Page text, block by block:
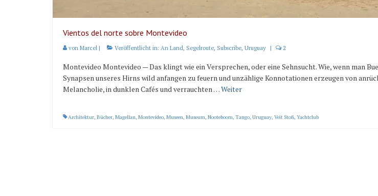
Vientos del norte sobre Montevideo
von Marcel | Veröffentlicht in: An Land, Segelroute, Subscribe, Uruguay | 2
Montevideo Montevideo — Das klingt wie ein Versprechen, oder eine Sehnsucht. Wie, wenn man
Synapsen unseres Hirns wild anfangen zu feuern und unzählige Konnotationen erzeugen von
Melancholie, in dunklen Cafés und verrauchten …Weiter
Architektur, Bücher, Magellan, Montevideo, Museen, Museum, Nooteboom, Tango, Uruguay, Veit Stoß, Yachtclub